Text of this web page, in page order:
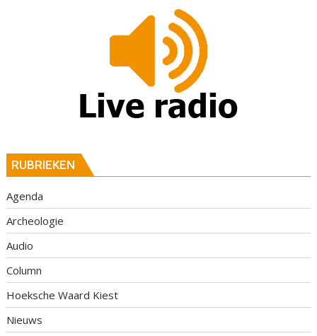
RUBRIEKEN
Agenda
Archeologie
Audio
Column
Hoeksche Waard Kiest
Nieuws